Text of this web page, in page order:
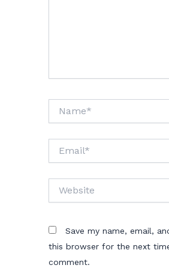
Save my name, email,
this browser for the next
comment.